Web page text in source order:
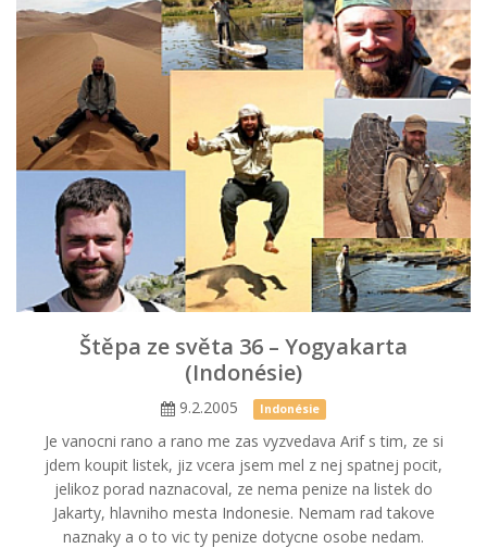
Štěpa ze světa 36 – Yogyakarta
(Indonésie)
9.2.2005 Indonésie
Je vanocni rano a rano me zas vyzvedava Arif s tim, ze si
jdem koupit listek, jiz vcera jsem mel z nej spatnej pocit,
jelikoz porad naznacoval, ze nema penize na listek do
Jakarty, hlavniho mesta Indonesie. Nemam rad takove
naznaky a o to vic ty penize dotycne osobe nedam.